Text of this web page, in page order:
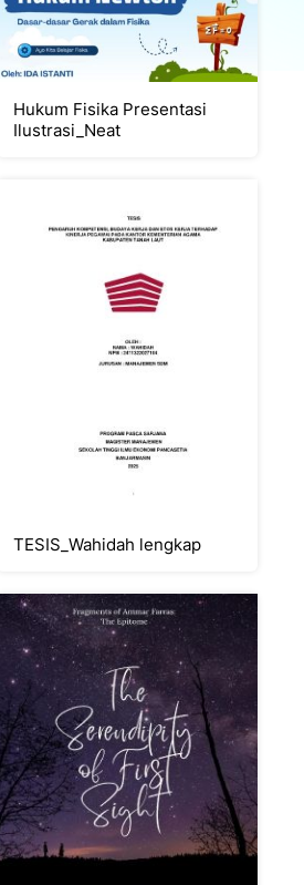
Hukum Fisika Presentasi
Ilustrasi_Neat
TESIS_Wahidah lengkap